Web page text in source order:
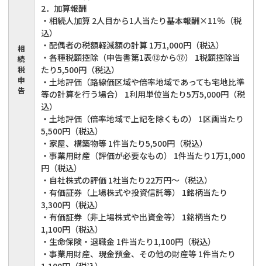
相
続
税
申
告
2．加算報酬
・相続人加算 2人目から1人当たり基本報酬×11％（税
込）
・配偶者の税額軽減額の計算 1万1,000円（税込）
・各種税額控除（申告書第1表⑫から⑰） 1税額控除当
たり5,500円（税込）
・土地評価（路線価区域や倍率地域であっても宅地比準
等の計算を行う場合） 1利用単位当たり5万5,000円（税
込）
・土地評価（倍率地域で上記を除くもの） 1区画当たり
5,500円（税込）
・家屋、構築物等 1件当たり5,500円（税込）
・事業用財産（評価が必要なもの） 1件当たり1万1,000
円（税込）
・自社株式の評価 1社当たり22万円～（税込）
・有価証券（上場株式や投資信託等） 1銘柄当たり
3,300円（税込）
・有価証券（非上場株式や出資金等） 1銘柄当たり
1,100円（税込）
・生命保険・退職金 1件当たり1,100円（税込）
・事業用財産、現金預金、その他の財産等 1件当たり